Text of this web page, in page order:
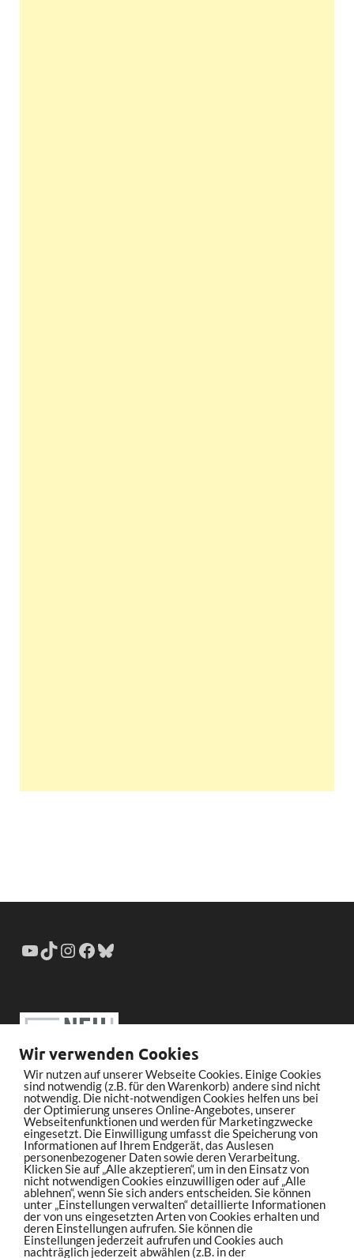
Wir verwenden Cookies
Wir nutzen auf unserer Webseite Cookies. Einige Cookies
sind notwendig (z.B. für den Warenkorb) andere sind nicht
notwendig. Die nicht-notwendigen Cookies helfen uns bei
der Optimierung unseres Online-Angebotes, unserer
Webseitenfunktionen und werden für Marketingzwecke
eingesetzt. Die Einwilligung umfasst die Speicherung von
Informationen auf Ihrem Endgerät, das Auslesen
personenbezogener Daten sowie deren Verarbeitung.
Klicken Sie auf „Alle akzeptieren“, um in den Einsatz von
nicht notwendigen Cookies einzuwilligen oder auf „Alle
ablehnen“, wenn Sie sich anders entscheiden. Sie können
unter „Einstellungen verwalten“ detaillierte Informationen
der von uns eingesetzten Arten von Cookies erhalten und
deren Einstellungen aufrufen. Sie können die
Einstellungen jederzeit aufrufen und Cookies auch
nachträglich jederzeit abwählen (z.B. in der